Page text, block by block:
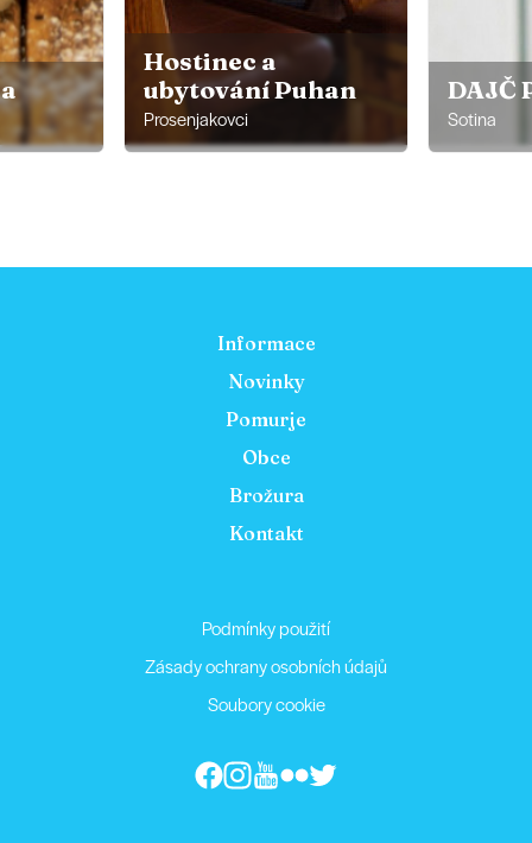
Hostinec a
ubytování Puhan
Prosenjakovci
DAJČ
Sotina
Informace
Novinky
Pomurje
Obce
Brožura
Kontakt
Podmínky použití
Zásady ochrany osobních údajů
Soubory cookie